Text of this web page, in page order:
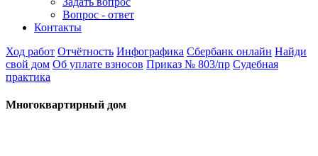
Вопрос - ответ
Контакты
Ход работ Отчётность Инфографика Сбербанк онлайн Найди
свой дом Об уплате взносов Приказ № 803/пр Судебная
практика
Многоквартирный дом